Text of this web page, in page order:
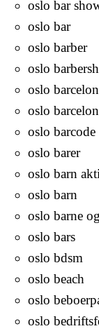
oslo bar
oslo bar
oslo barber
oslo
oslo
oslo
oslo barcode
oslo barer
oslo barn
oslo barn
oslo barne
oslo bars
oslo bdsm
oslo beach
oslo
oslo